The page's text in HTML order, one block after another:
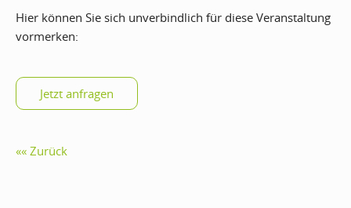
Hier können Sie sich unverbindlich für diese Veranstaltung
vormerken:
Zurück